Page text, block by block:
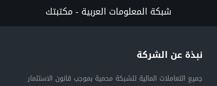
شبكة المعلومات العربية - مكتبتك
نبذة عن الشركة
جميع التعاملات المالية للشبكة محمية بموجب قانون الاستثمار